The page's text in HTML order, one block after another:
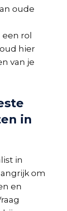
oude
rol
hier
van je
in
in
om
en